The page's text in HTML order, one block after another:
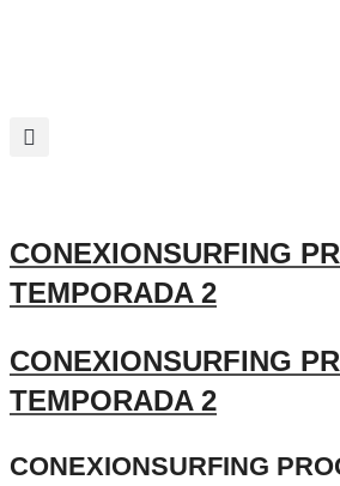
CONEXIONSURFING
TEMPORADA 2
CONEXIONSURFING
TEMPORADA 2
CONEXIONSURFING